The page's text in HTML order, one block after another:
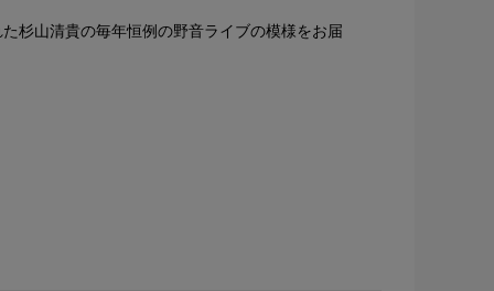
杉山清貴の毎年恒例の野音ライブの模様をお届